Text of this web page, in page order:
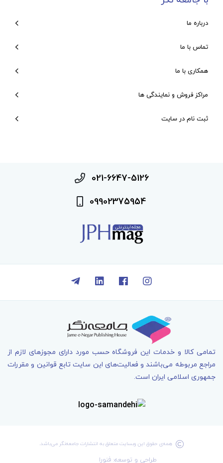
درباره ما
تماس با ما
همکاری با ما
مراکز فروش و نمایندگی ها
ثبت نام در سایت
021-6647-5126
09902375954
تمامی کالا و خدمات اين فروشگاه حسب مورد دارای مجوزهای لازم از
مراجع مربوطه می‌باشند و فعاليت‌های اين سايت تابع قوانين و مقررات
جمهوری اسلامی ايران است.
همه‌ی حقوق اين وبسايت متعلق به انتشارات جامعه­‌نگر می‌باشد.
طراحی و توسعه: فنورا